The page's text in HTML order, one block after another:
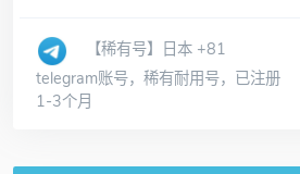
【稀有号】日本 +81
telegram账号，稀有耐用号，已注册
1-3个月